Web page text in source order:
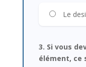
Le
3. Si vous
élément, ce